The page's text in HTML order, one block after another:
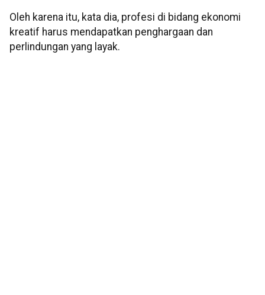
Oleh karena itu, kata dia, profesi di bidang ekonomi
kreatif harus mendapatkan penghargaan dan
perlindungan yang layak.